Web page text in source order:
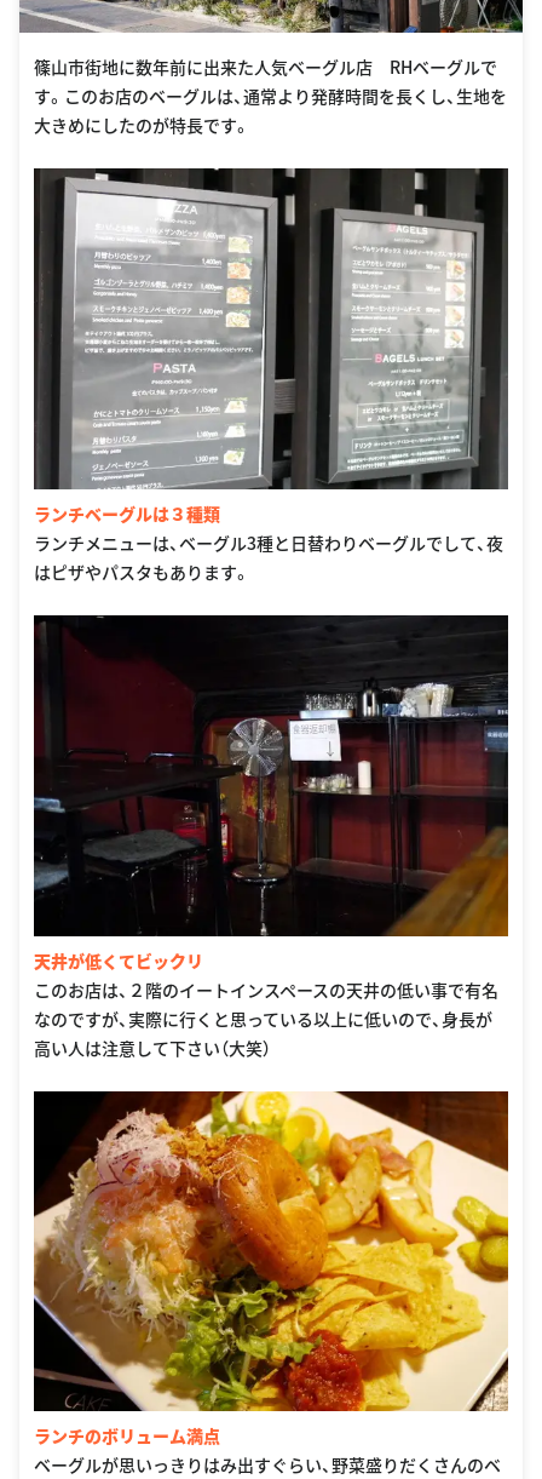
篠山市街地に数年前に出来た人気ベーグル店 RHベーグルで
す。このお店のベーグルは、通常より発酵時間を長くし、生地を
大きめにしたのが特長です。
ランチベーグルは３種類
ランチメニューは、ベーグル3種と日替わりベーグルでして、夜
はピザやパスタもあります。
天井が低くてビックリ
このお店は、２階のイートインスペースの天井の低い事で有名
なのですが、実際に行くと思っている以上に低いので、身長が
高い人は注意して下さい（大笑）
ランチのボリューム満点
ベーグルが思いっきりはみ出すぐらい、野菜盛りだくさんのベ